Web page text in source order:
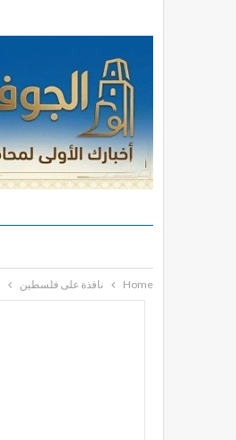
Home نافذة على فلسطين